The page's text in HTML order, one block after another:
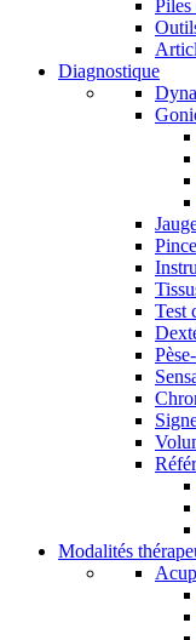
Piles
Diagnostique
Test
Modalités